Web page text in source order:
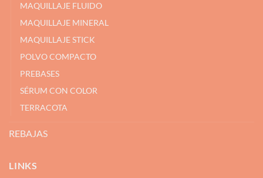
MAQUILLAJE FLUIDO
MAQUILLAJE MINERAL
MAQUILLAJE STICK
POLVO COMPACTO
PREBASES
SÉRUM CON COLOR
TERRACOTA
REBAJAS
LINKS